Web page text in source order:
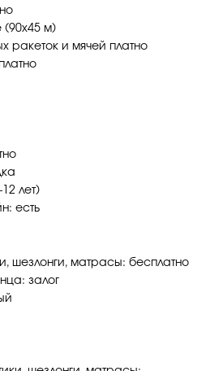
(90х45 м)
ракеток и мячей платно
лет)
есть
шезлонги, матрасы: бесплатно
залог